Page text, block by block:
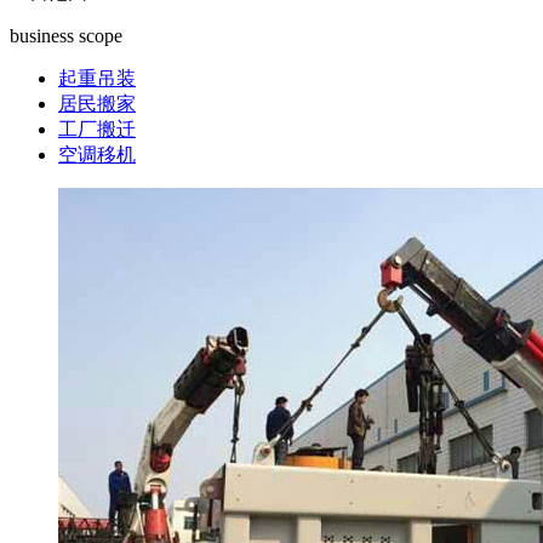
business scope
起重吊装
居民搬家
工厂搬迁
空调移机